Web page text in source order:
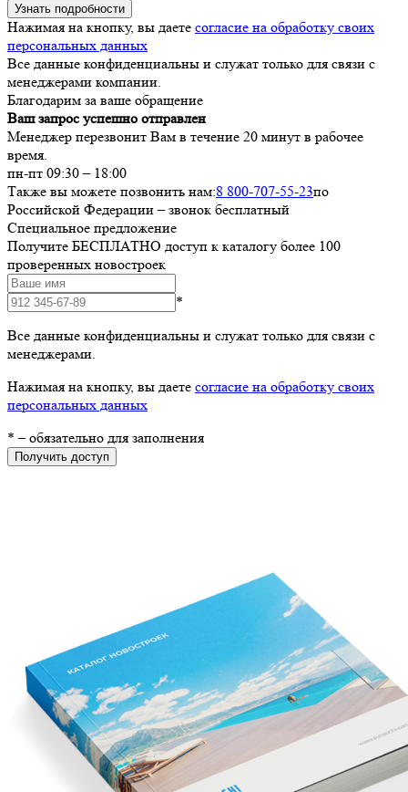
Узнать подробности
Нажимая на кнопку, вы даете согласие на обработку своих
персональных данных
Все данные конфиденциальны и служат только для связи с
менеджерами компании.
Благодарим за ваше обращение
Ваш запрос успешно отправлен
Менеджер перезвонит Вам в течение 20 минут в рабочее
время.
пн-пт 09:30 – 18:00
Также вы можете позвонить нам:8 800-707-55-23по
Российской Федерации – звонок бесплатный
Специальное предложение
Получите БЕСПЛАТНО доступ к каталогу более 100
проверенных новостроек
*
Все данные конфиденциальны и служат только для связи с
менеджерами.
Нажимая на кнопку, вы даете согласие на обработку своих
персональных данных
* – обязательно для заполнения
Получить доступ